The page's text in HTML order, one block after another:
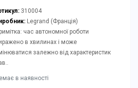
310004
Legrand (Франція)
час автономної роботи
в хвилинах і може
залежно від характеристик
в наявності